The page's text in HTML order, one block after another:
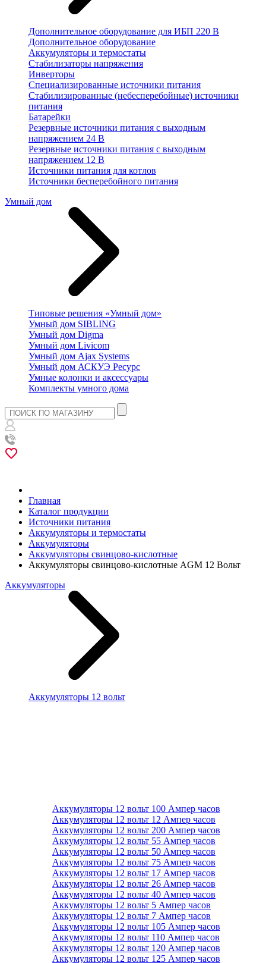
Дополнительное оборудование для ИБП 220 В
Дополнительное оборудование
Аккумуляторы и термостаты
Стабилизаторы напряжения
Инверторы
Специализированные источники питания
Стабилизированные (небесперебойные) источники
питания
Батарейки
Резервные источники питания с выходным
напряжением 24 В
Резервные источники питания с выходным
напряжением 12 В
Источники питания для котлов
Источники бесперебойного питания
Умный дом
Типовые решения «Умный дом»
Умный дом SIBLING
Умный дом Digma
Умный дом Livicom
Умный дом Ajax Systems
Умный дом АСКУЭ Ресурс
Умные колонки и аксессуары
Комплекты умного дома
Главная
Каталог продукции
Источники питания
Аккумуляторы и термостаты
Аккумуляторы
Аккумуляторы свинцово-кислотные
Аккумуляторы свинцово-кислотные AGM 12 Вольт
Аккумуляторы
Аккумуляторы 12 вольт
Аккумуляторы 12 вольт 100 Ампер часов
Аккумуляторы 12 вольт 12 Ампер часов
Аккумуляторы 12 вольт 200 Ампер часов
Аккумуляторы 12 вольт 55 Ампер часов
Аккумуляторы 12 вольт 50 Ампер часов
Аккумуляторы 12 вольт 75 Ампер часов
Аккумуляторы 12 вольт 17 Ампер часов
Аккумуляторы 12 вольт 26 Ампер часов
Аккумуляторы 12 вольт 40 Ампер часов
Аккумуляторы 12 вольт 5 Ампер часов
Аккумуляторы 12 вольт 7 Ампер часов
Аккумуляторы 12 вольт 105 Ампер часов
Аккумуляторы 12 вольт 110 Ампер часов
Аккумуляторы 12 вольт 120 Ампер часов
Аккумуляторы 12 вольт 125 Ампер часов